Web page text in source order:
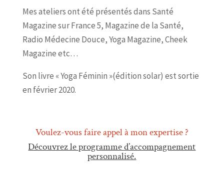
Mes ateliers ont été présentés dans Santé
Magazine sur France 5, Magazine de la Santé,
Radio Médecine Douce, Yoga Magazine, Cheek
Magazine etc…
Son livre « Yoga Féminin »(édition solar) est sortie
en février 2020.
Voulez-vous faire appel à mon expertise ?
Découvrez le programme d’accompagnement
personnalisé.